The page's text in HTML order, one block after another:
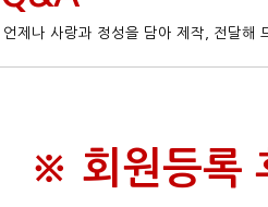
언제나 사랑과 정성을 담아 제작, 전달해
※ 회원등록